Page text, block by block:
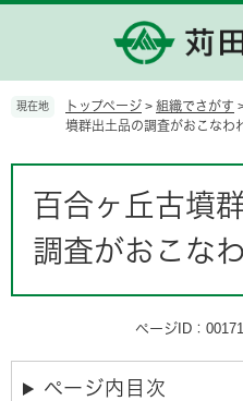
の
す。
ー
し
現在地 トップページ > 組織でさがす
墳群出土品の調査がおこなわ
百合ヶ丘古墳
調査がおこな
ページID：
ページ内目次